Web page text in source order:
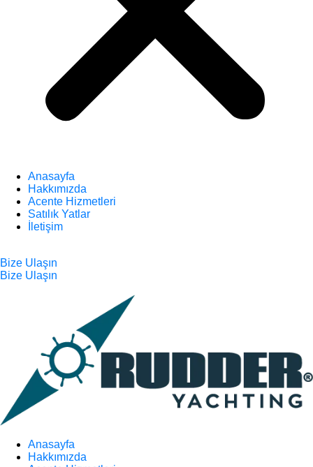
Anasayfa
Hakkımızda
Acente Hizmetleri
Satılık Yatlar
İletişim
Bize Ulaşın
Bize Ulaşın
Anasayfa
Hakkımızda